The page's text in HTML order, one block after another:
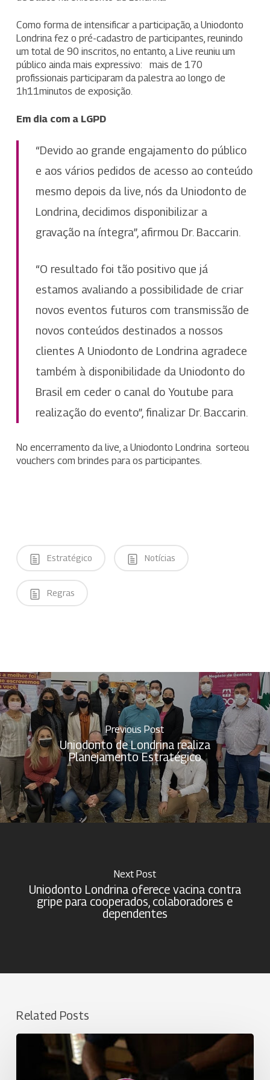
Como forma de intensificar a participação, a Uniodonto
Londrina fez o pré-cadastro de participantes, reunindo
um total de 90 inscritos, no entanto, a Live reuniu um
público ainda mais expressivo: mais de 170
profissionais participaram da palestra ao longo de
1h11minutos de exposição.
Em dia com a LGPD
“Devido ao grande engajamento do público
e aos vários pedidos de acesso ao conteúdo
mesmo depois da live, nós da Uniodonto de
Londrina, decidimos disponibilizar a
gravação na íntegra”, afirmou Dr. Baccarin.
“O resultado foi tão positivo que já
estamos avaliando a possibilidade de criar
novos eventos futuros com transmissão de
novos conteúdos destinados a nossos
clientes A Uniodonto de Londrina agradece
também à disponibilidade da Uniodonto do
Brasil em ceder o canal do Youtube para
realização do evento”, finalizar Dr. Baccarin.
No encerramento da live, a Uniodonto Londrina sorteou
vouchers com brindes para os participantes.
Estratégico Notícias
Regras
Previous Post
Uniodonto de Londrina realiza
Planejamento Estratégico
Next Post
Uniodonto Londrina oferece vacina contra
gripe para cooperados, colaboradores e
dependentes
Related Posts
Alegria,